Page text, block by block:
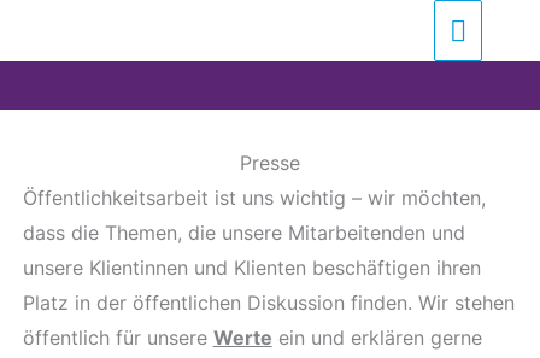
Presse
Öffentlichkeitsarbeit ist uns wichtig – wir möchten,
dass die Themen, die unsere Mitarbeitenden und
unsere Klientinnen und Klienten beschäftigen ihren
Platz in der öffentlichen Diskussion finden. Wir stehen
öffentlich für unsere Werte ein und erklären gerne